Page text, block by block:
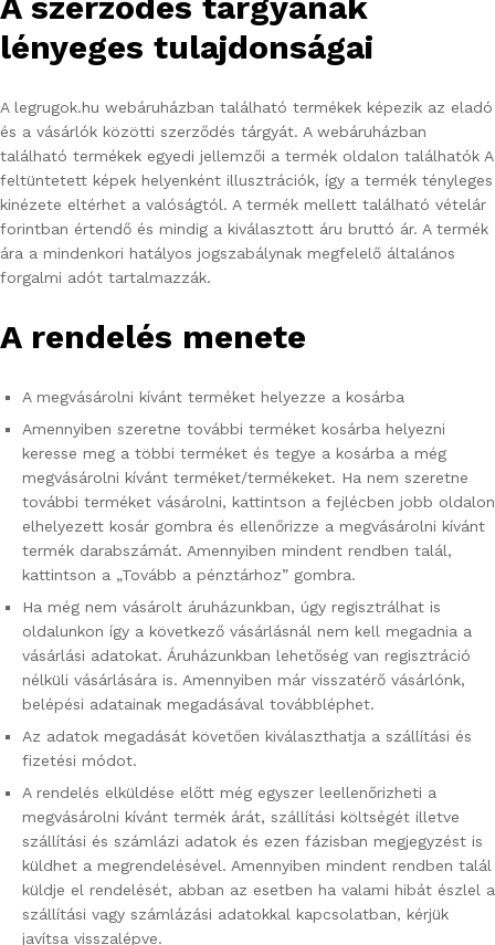
lényeges tulajdonságai
A legrugok.hu webáruházban található termékek képezik az eladó
és a vásárlók közötti szerződés tárgyát. A webáruházban
található termékek egyedi jellemzői a termék oldalon találhatók A
feltüntetett képek helyenként illusztrációk, így a termék tényleges
kinézete eltérhet a valóságtól. A termék mellett található vételár
forintban értendő és mindig a kiválasztott áru bruttó ár. A termék
ára a mindenkori hatályos jogszabálynak megfelelő általános
forgalmi adót tartalmazzák.
A rendelés menete
A megvásárolni kívánt terméket helyezze a kosárba
Amennyiben szeretne további terméket kosárba helyezni
keresse meg a többi terméket és tegye a kosárba a még
megvásárolni kívánt terméket/termékeket. Ha nem szeretne
további terméket vásárolni, kattintson a fejlécben jobb oldalon
elhelyezett kosár gombra és ellenőrizze a megvásárolni kívánt
termék darabszámát. Amennyiben mindent rendben talál,
kattintson a „Tovább a pénztárhoz” gombra.
Ha még nem vásárolt áruházunkban, úgy regisztrálhat is
oldalunkon így a következő vásárlásnál nem kell megadnia a
vásárlási adatokat. Áruházunkban lehetőség van regisztráció
nélküli vásárlására is. Amennyiben már visszatérő vásárlónk,
belépési adatainak megadásával továbbléphet.
Az adatok megadását követően kiválaszthatja a szállítási és
fizetési módot.
A rendelés elküldése előtt még egyszer leellenőrizheti a
megvásárolni kívánt termék árát, szállítási költségét illetve
szállítási és számlázi adatok és ezen fázisban megjegyzést is
küldhet a megrendelésével. Amennyiben mindent rendben talál
küldje el rendelését, abban az esetben ha valami hibát észlel a
szállítási vagy számlázási adatokkal kapcsolatban, kérjük
javítsa visszalépve.